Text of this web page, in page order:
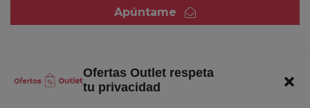
Ofertas Outlet respeta
tu privacidad
Apúntame
Quienes somos